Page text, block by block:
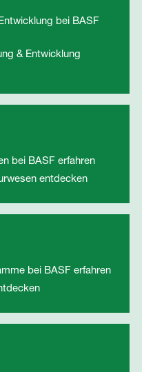
bei BASF
& Entwicklung
bei BASF erfahren
entdecken
bei BASF erfahren